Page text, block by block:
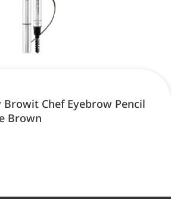
Browit Chef Eyebrow Pencil
Brown